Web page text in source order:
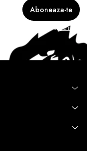
Mișa Dumitriu,
Află mai multe în Politica